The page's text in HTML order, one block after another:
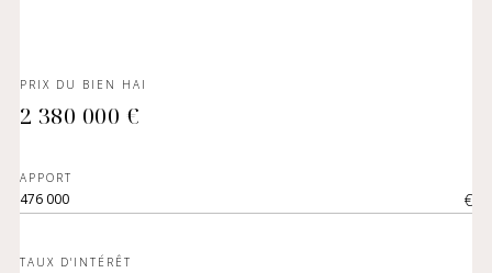
PRIX DU BIEN HAI
2 380 000 €
APPORT
€
TAUX D'INTÉRÊT